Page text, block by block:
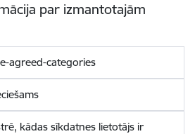
par izmantotajām
agreed-categories
kādas sīkdatnes lietotājs ir